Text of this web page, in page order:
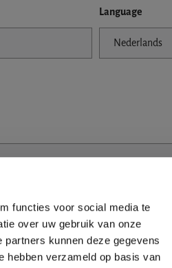
functies voor social media te
over uw gebruik van onze
kunnen deze gegevens
hebben verzameld op basis van
Language